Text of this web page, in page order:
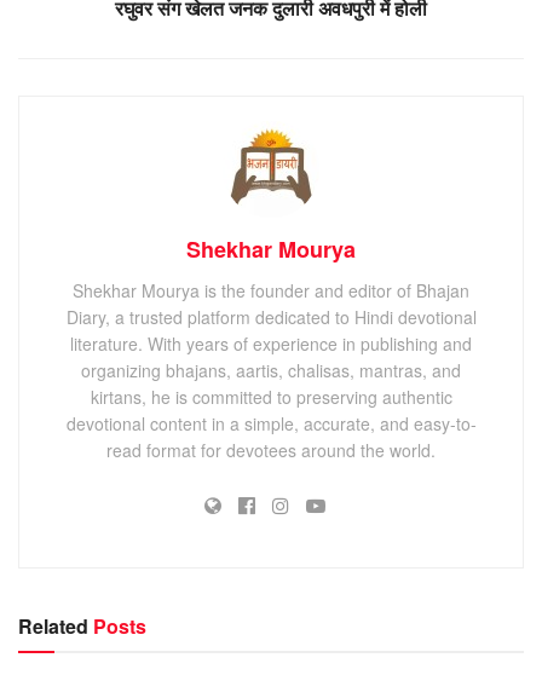
रघुवर संग खेलत जनक दुलारी अवधपुरी में होली
Shekhar Mourya
Shekhar Mourya is the founder and editor of Bhajan
Diary, a trusted platform dedicated to Hindi devotional
literature. With years of experience in publishing and
organizing bhajans, aartis, chalisas, mantras, and
kirtans, he is committed to preserving authentic
devotional content in a simple, accurate, and easy-to-
read format for devotees around the world.
Related Posts